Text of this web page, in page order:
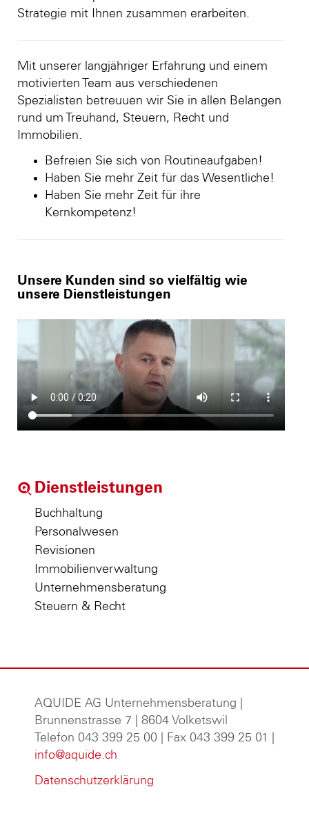
Strategie mit Ihnen zusammen erarbeiten.
Mit unserer langjähriger Erfahrung und einem
motivierten Team aus verschiedenen
Spezialisten betreuuen wir Sie in allen Belangen
rund um Treuhand, Steuern, Recht und
Immobilien.
Befreien Sie sich von Routineaufgaben!
Haben Sie mehr Zeit für das Wesentliche!
Haben Sie mehr Zeit für ihre
Kernkompetenz!
Unsere Kunden sind so vielfältig wie
unsere Dienstleistungen
Dienstleistungen
Buchhaltung
Personalwesen
Revisionen
Immobilienverwaltung
Unternehmensberatung
Steuern & Recht
AQUIDE AG Unternehmensberatung
Brunnenstrasse 7 | 8604 Volketswil
Telefon 043 399 25 00 | Fax 043 399 25 01 |
info@aquide.ch
Datenschutzerklärung